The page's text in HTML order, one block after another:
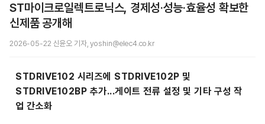
ST마이크로일렉트로닉스, 경제성·성능·효율성 확보한
신제품 공개해
2026-05-22 신윤오 기자, yoshin@elec4.co.kr
STDRIVE102 시리즈에 STDRIVE102P 및
STDRIVE102BP 추가...게이트 전류 설정 및 기타 구성 작
업 간소화